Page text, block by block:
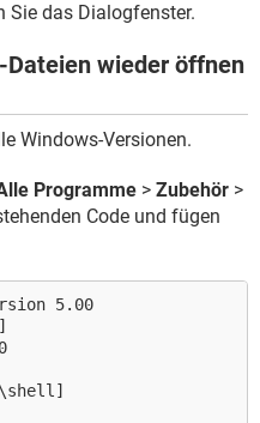
Sie das Dialogfenster.
Dateien wieder öffnen
Windows-Versionen.
Programme > Zubehör >
Code und fügen
5.00